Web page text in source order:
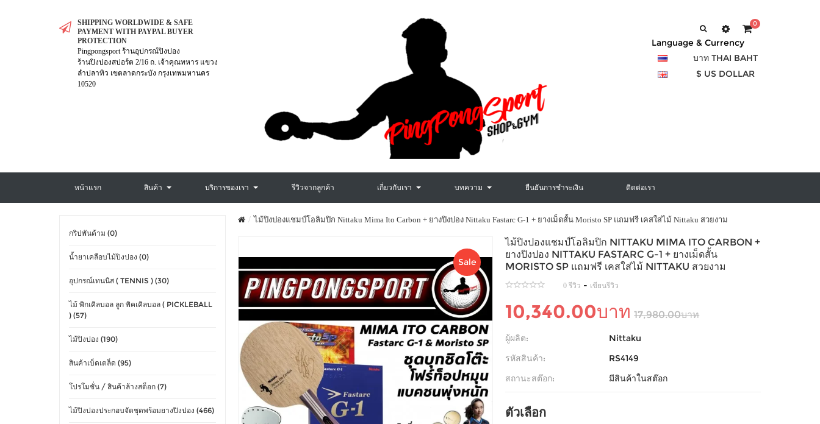
SHIPPING WORLDWIDE & SAFE
PAYMENT WITH PAYPAL BUYER
PROTECTION
Pingpongsport ร้านอุปกรณ์ปิงปอง
ร้านปิงปองสปอร์ต 2/16 ถ. เจ้าคุณทหาร แขวง
ลำปลาทิว เขตลาดกระบัง กรุงเทพมหานคร
10520
0
Language & Currency
บาท THAI BAHT
$ US DOLLAR
หน้าแรก สินค้า บริการของเรา รีวิวจากลูกค้า เกี่ยวกับเรา บทความ ยืนยันการชำระเงิน ติดต่อเรา
กริปพันด้าม (0)
น้ำยาเคลือบไม้ปิงปอง (0)
อุปกรณ์เทนนิส ( TENNIS ) (30)
ไม้ พิกเคิลบอล ลูก พิคเคิลบอล ( PICKLEBALL
) (57)
ไม้ปิงปอง (190)
สินค้าเบ็ดเตล็ด (95)
โปรโมชั่น / สินค้าล้างสต็อก (7)
ไม้ปิงปองประกอบจัดชุดพร้อมยางปิงปอง (466)
ไม้ปิงปองแชมป์โอลิมปิก Nittaku Mima Ito Carbon + ยางปิงปอง Nittaku Fastarc G-1 + ยางเม็ดสั้น Moristo SP แถมฟรี เคสใส่ไม้ Nittaku สวยงาม
Sale
ไม้ปิงปองแชมป์โอลิมปิก NITTAKU MIMA ITO CARBON +
ยางปิงปอง NITTAKU FASTARC G-1 + ยางเม็ดสั้น
MORISTO SP แถมฟรี เคสใส่ไม้ NITTAKU สวยงาม
0 รีวิว - เขียนรีวิว
10,340.00บาท 17,980.00บาท
ผู้ผลิต:
Nittaku
รหัสสินค้า:
RS4149
สถานะสต๊อก:
มีสินค้าในสต๊อก
ตัวเลือก